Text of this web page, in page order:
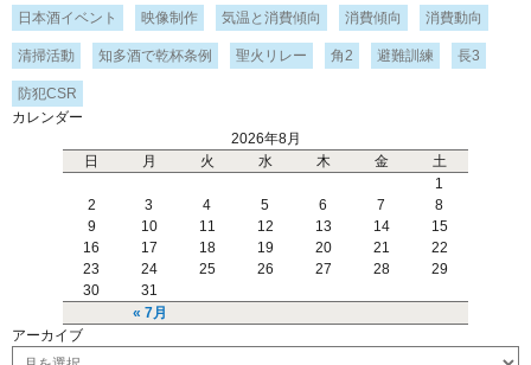
日本酒イベント 映像制作 気温と消費傾向 消費傾向 消費動向
清掃活動 知多酒で乾杯条例 聖火リレー 角2 避難訓練 長3
防犯CSR
カレンダー
2026年8月
日
月 火 水 木 金 土
« 7月
1
2
3 4 5 6 7
8
9
10 11 12 13 14
15
16
17 18 19 20 21
22
23
24 25 26 27 28
29
30
31
アーカイブ